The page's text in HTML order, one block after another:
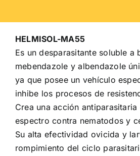
HELMISOL-MA55
Es un desparasitante soluble a
mebendazole y albendazole
ya que posee un vehículo
inhibe los procesos de
Crea una acción
espectro contra nematodos y
Su alta efectividad ovicida y
rompimiento del ciclo